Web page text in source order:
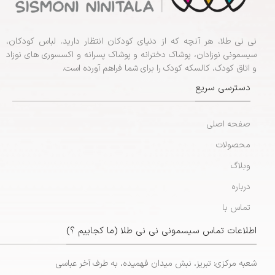
نی نی طلا، هر آنچه که از دنیای کودکان انتظار دارید. لباس کودکان،
سیسمونی نوزادان، پوشاک دخترانه و پوشاک پسرانه و اکسسوری های نوزاد
و اتاق کودک، کالسکه کودک را برای شما فراهم آورده است.
دسترسی سریع
صفحه اصلی
محصولات
وبلاگ
درباره
تماس با
اطلاعات تماس سیسمونی نی نی طلا (ما کجاییم ؟)
شعبه مرکزی: تبریز، نبش میدان فهمیده، به طرف آخر عباسی